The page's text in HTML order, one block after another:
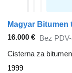
Magyar Bitumen
16.000 € Bez
Cisterna za bitumen
1999